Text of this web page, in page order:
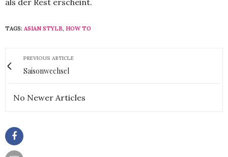
als der Rest erscheint.
TAGS: ASIAN STYLE, HOW TO
PREVIOUS ARTICLE
Saisonwechsel
No Newer Articles